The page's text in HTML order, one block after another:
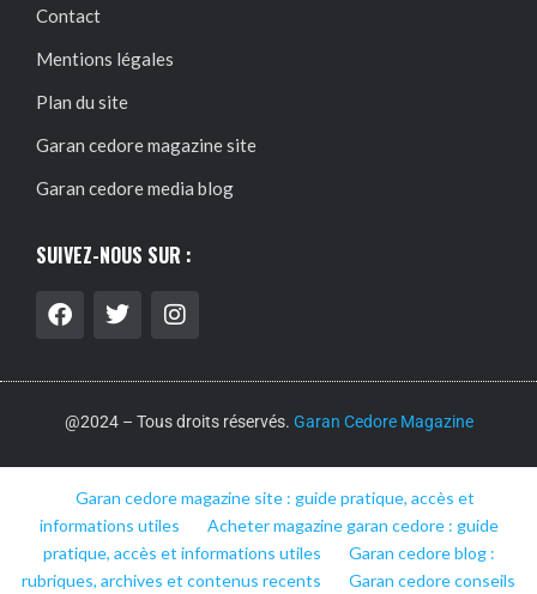
Contact
Mentions légales
Plan du site
Garan cedore magazine site
Garan cedore media blog
SUIVEZ-NOUS SUR :
@2024 – Tous droits réservés. Garan Cedore Magazine
Garan cedore magazine site : guide pratique, accès et
informations utiles
Acheter magazine garan cedore : guide
pratique, accès et informations utiles
Garan cedore blog :
rubriques, archives et contenus recents
Garan cedore conseils